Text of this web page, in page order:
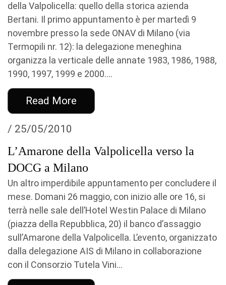
della Valpolicella: quello della storica azienda
Bertani. Il primo appuntamento è per martedì 9
novembre presso la sede ONAV di Milano (via
Termopili nr. 12): la delegazione meneghina
organizza la verticale delle annate 1983, 1986, 1988,
1990, 1997, 1999 e 2000....
Read More
/ 25/05/2010
L’Amarone della Valpolicella verso la
DOCG a Milano
Un altro imperdibile appuntamento per concludere il
mese. Domani 26 maggio, con inizio alle ore 16, si
terrà nelle sale dell’Hotel Westin Palace di Milano
(piazza della Repubblica, 20) il banco d’assaggio
sull’Amarone della Valpolicella. L’evento, organizzato
dalla delegazione AIS di Milano in collaborazione
con il Consorzio Tutela Vini...